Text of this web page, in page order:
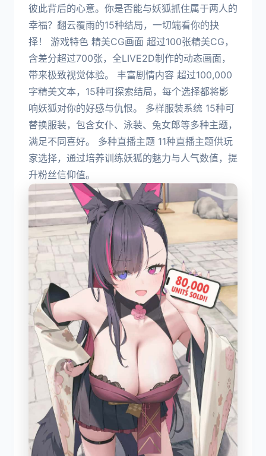
彼此背后的心意。你是否能与妖狐抓住属于两人的
幸福？翻云覆雨的15种结局，一切端看你的抉
择！ 游戏特色 精美CG画面 超过100张精美CG，
含差分超过700张，全LIVE2D制作的动态画面，
带来极致视觉体验。 丰富剧情内容 超过100,000
字精美文本，15种可探索结局，每个选择都将影
响妖狐对你的好感与仇恨。 多样服装系统 15种可
替换服装，包含女仆、泳装、兔女郎等多种主题，
满足不同喜好。 多种直播主题 11种直播主题供玩
家选择，通过培养训练妖狐的魅力与人气数值，提
升粉丝信仰值。